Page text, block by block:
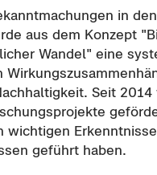
in
aus dem Kon­zept
Wan­del" eine
Seit 2014
wich­ti­gen
ge­führt haben.